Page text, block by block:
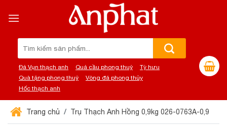
đến
Đá Vụn thạch anh Quả cầu phong thuỷ
Tỳ hưu
Quà tặng phong thuỷ
Vòng đá phong thủy
Hốc thạch anh
Trang chủ Trụ Thạch Anh Hồng 0,9kg 026-0763A-0,9